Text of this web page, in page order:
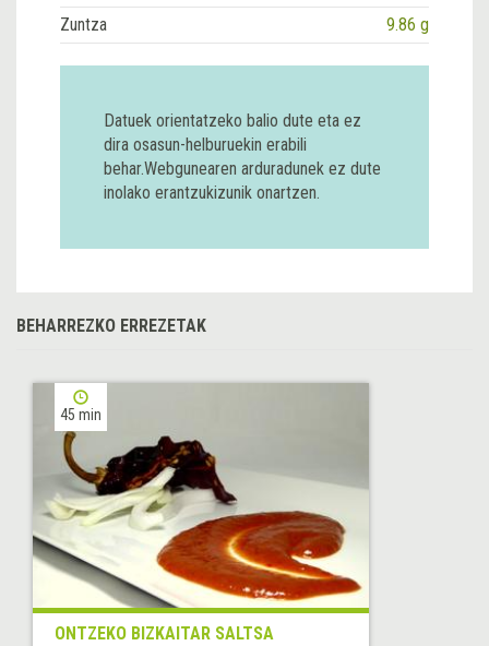
Zuntza
9.86 g
Datuek orientatzeko balio dute eta ez
dira osasun-helburuekin erabili
behar.Webgunearen arduradunek ez dute
inolako erantzukizunik onartzen.
BEHARREZKO ERREZETAK
45 min
ONTZEKO BIZKAITAR SALTSA